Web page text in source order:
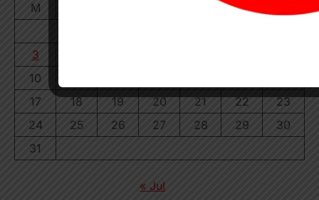
M
S
3
10
17
18 19 20 21 22
23
24
25 26 27 28 29
30
31
« Jul